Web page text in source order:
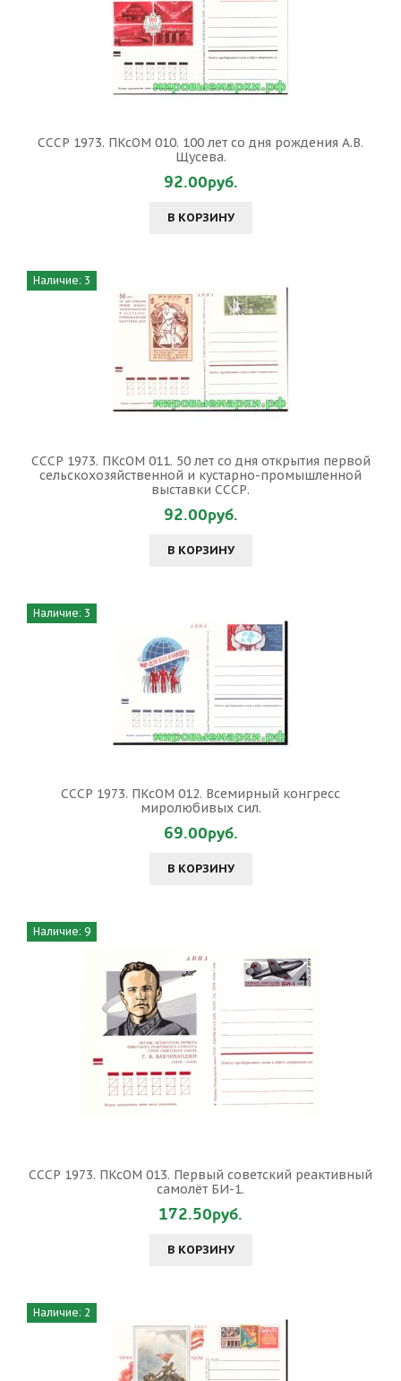
СССР 1973. ПКсОМ 010. 100 лет со дня рождения А.В.
Щусева.
92.00руб.
В КОРЗИНУ
Наличие: 3
СССР 1973. ПКсОМ 011. 50 лет со дня открытия первой
сельскохозяйственной и кустарно-промышленной
выставки СССР.
92.00руб.
В КОРЗИНУ
Наличие: 3
СССР 1973. ПКсОМ 012. Всемирный конгресс
миролюбивых сил.
69.00руб.
В КОРЗИНУ
Наличие: 9
СССР 1973. ПКсОМ 013. Первый советский реактивный
самолёт БИ-1.
172.50руб.
В КОРЗИНУ
Наличие: 2